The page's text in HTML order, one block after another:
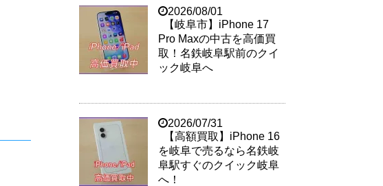
2026/08/01
【岐阜市】iPhone 17
Pro Maxの中古を高価買
取！名鉄岐阜駅前のクイ
ック岐阜へ
2026/07/31
【高額買取】iPhone 16
を岐阜で売るなら名鉄岐
阜駅すぐのクイック岐阜
へ！